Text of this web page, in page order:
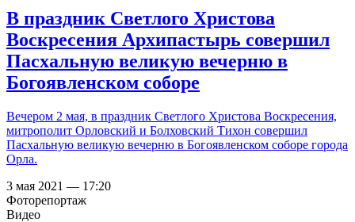
В праздник Светлого Христова
Воскресения Архипастырь совершил
Пасхальную великую вечерню в
Богоявленском соборе
Вечером 2 мая, в праздник Светлого Христова Воскресения,
митрополит Орловский и Болховский Тихон совершил
Пасхальную великую вечерню в Богоявленском соборе города
Орла.
3 мая 2021 — 17:20
Фоторепортаж
Видео